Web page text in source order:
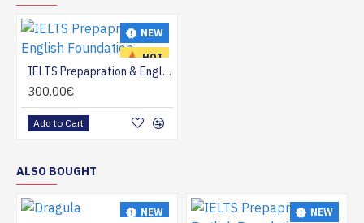
NEW
HOT
IELTS Prepapration & English Foundation
300.00€
Add to Cart
ALSO BOUGHT
NEW NEW